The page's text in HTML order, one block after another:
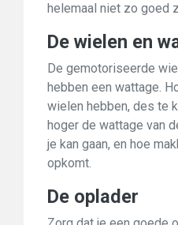
helemaal niet zo goed
De wielen en
De gemotoriseerde
hebben een wattage.
wielen hebben, des te
hoger de wattage van
je kan gaan, en hoe
opkomt.
De oplader